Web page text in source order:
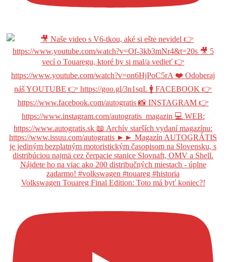
Volkswagen Touareg Final Edition: Toto má byť koniec?!